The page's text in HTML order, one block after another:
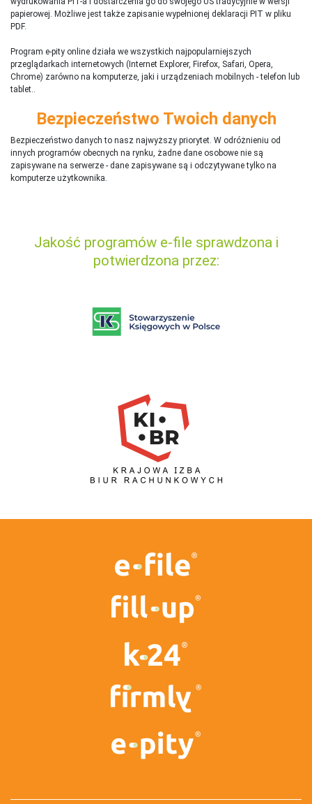
papierowej. Możliwe jest także zapisanie wypełnionej deklaracji PIT w pliku
PDF.
Program e-pity online działa we wszystkich najpopularniejszych
przeglądarkach internetowych (Internet Explorer, Firefox, Safari, Opera,
Chrome) zarówno na komputerze, jaki i urządzeniach mobilnych - telefon lub
tablet..
Bezpieczeństwo Twoich danych
Bezpieczeństwo danych to nasz najwyższy priorytet. W odróżnieniu od
innych programów obecnych na rynku, żadne dane osobowe nie są
zapisywane na serwerze - dane zapisywane są i odczytywane tylko na
komputerze użytkownika.
Jakość programów e-file sprawdzona i
potwierdzona przez: